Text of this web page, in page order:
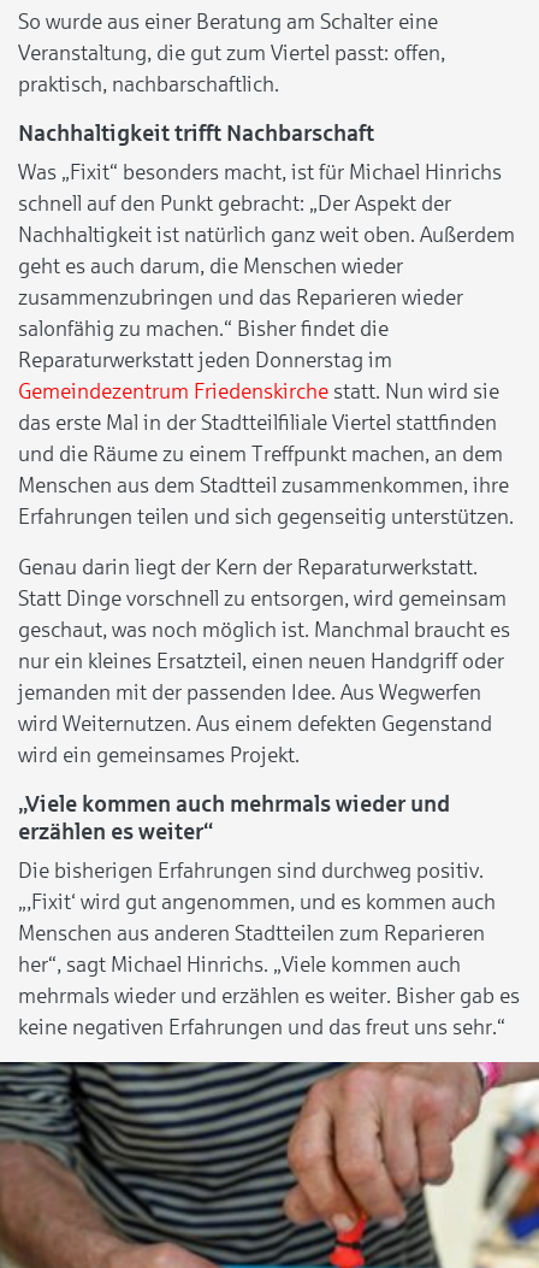
So wurde aus einer Beratung am Schalter eine
Veranstaltung, die gut zum Viertel passt: offen,
praktisch, nachbarschaftlich.
Nachhaltigkeit trifft Nachbarschaft
Was „Fixit“ besonders macht, ist für Michael Hinrichs
schnell auf den Punkt gebracht: „Der Aspekt der
Nachhaltigkeit ist natürlich ganz weit oben. Außerdem
geht es auch darum, die Menschen wieder
zusammenzubringen und das Reparieren wieder
salonfähig zu machen.“ Bisher findet die
Reparaturwerkstatt jeden Donnerstag im
Gemeindezentrum Friedenskirche statt. Nun wird sie
das erste Mal in der Stadtteilfiliale Viertel stattfinden
und die Räume zu einem Treffpunkt machen, an dem
Menschen aus dem Stadtteil zusammenkommen, ihre
Erfahrungen teilen und sich gegenseitig unterstützen.
Genau darin liegt der Kern der Reparaturwerkstatt.
Statt Dinge vorschnell zu entsorgen, wird gemeinsam
geschaut, was noch möglich ist. Manchmal braucht es
nur ein kleines Ersatzteil, einen neuen Handgriff oder
jemanden mit der passenden Idee. Aus Wegwerfen
wird Weiternutzen. Aus einem defekten Gegenstand
wird ein gemeinsames Projekt.
„Viele kommen auch mehrmals wieder und
erzählen es weiter“
Die bisherigen Erfahrungen sind durchweg positiv.
„,Fixit‘ wird gut angenommen, und es kommen auch
Menschen aus anderen Stadtteilen zum Reparieren
her“, sagt Michael Hinrichs. „Viele kommen auch
mehrmals wieder und erzählen es weiter. Bisher gab es
keine negativen Erfahrungen und das freut uns sehr.“